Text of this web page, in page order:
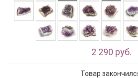
2 290 руб.
Товар